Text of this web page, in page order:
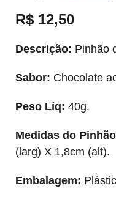
R$ 12,50
Descrição: Pinhão
Sabor: Chocolate
Peso Líq: 40g.
Medidas do
(larg) X 1,8cm (alt).
Embalagem: